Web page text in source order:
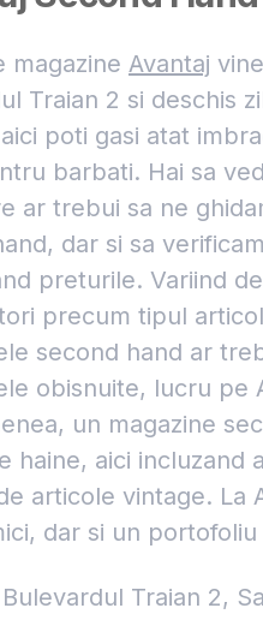
magazine Avantaj
Traian 2 si deschis
poti gasi atat
barbati. Hai sa
ar trebui sa ne
dar si sa
preturile. Variind
precum tipul
second hand ar
obisnuite, lucru pe
un magazine
haine, aici incluzand
articole vintage. La
dar si un
Bulevardul Traian 2,